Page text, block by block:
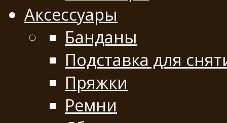
Аксессуары
Банданы
Подставка для
Пряжки
Ремни